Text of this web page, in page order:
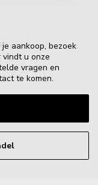
aankoop, bezoek
vindt u onze
vragen en
te komen.